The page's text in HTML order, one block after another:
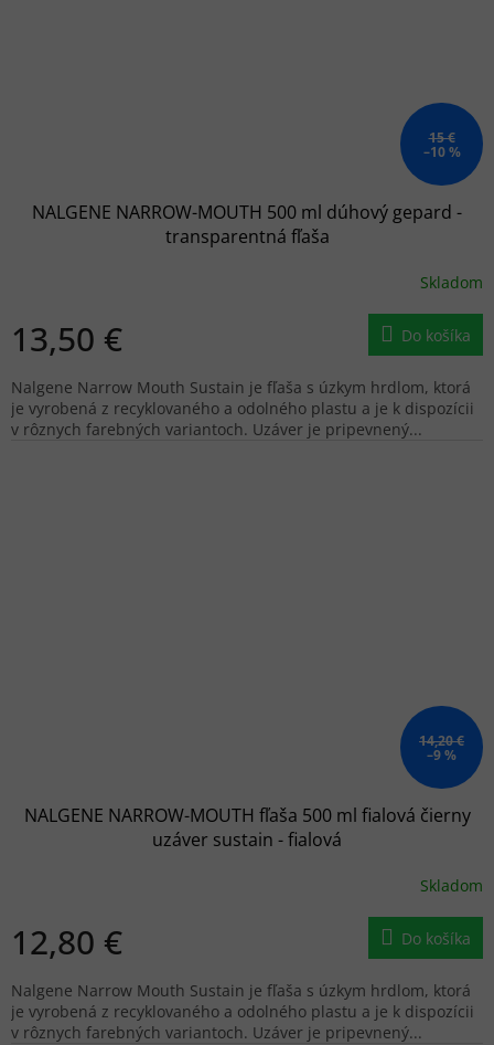
15 €
–10 %
NALGENE NARROW-MOUTH 500 ml dúhový gepard -
transparentná fľaša
Skladom
13,50 € Do košíka
Nalgene Narrow Mouth Sustain je fľaša s úzkym hrdlom, ktorá
je vyrobená z recyklovaného a odolného plastu a je k dispozícii
v rôznych farebných variantoch. Uzáver je pripevnený...
14,20 €
–9 %
NALGENE NARROW-MOUTH fľaša 500 ml fialová čierny
uzáver sustain - fialová
Skladom
12,80 € Do košíka
Nalgene Narrow Mouth Sustain je fľaša s úzkym hrdlom, ktorá
je vyrobená z recyklovaného a odolného plastu a je k dispozícii
v rôznych farebných variantoch. Uzáver je pripevnený...